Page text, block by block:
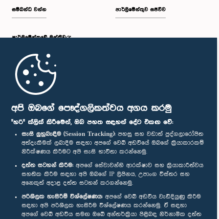
අපි ඔබගේ පෞද්ගලිකත්වය අගය කරමු
"හරි" ක්ලික් කිරීමෙන්, ඔබ පහත සඳහන් දේට එකඟ වේ:
සැසි ලුහුබැඳීම (Session Tracking): පහසු සහ වඩාත් පුද්ගලාරෝපිත
අත්දැකීමක් ලබාදීම සඳහා අපගේ වෙබ් අඩවියේ ඔබගේ ක්‍රියාකාරකම්
නිරීක්ෂණය කිරීමට අපි සැසි භාවිතා කරන්නෙමු.
දත්ත සටහන් කිරීම: අපගේ සේවාවන්හි ආරක්ෂාව සහ ක්‍රියාකාරීත්වය
සහතික කිරීම සඳහා අපි ඔබගේ IP ලිපිනය, උපාංග විස්තර සහ
අනෙකුත් අදාළ දත්ත සටහන් කරගන්නෙමු.
පරිශීලක හැසිරීම් විශ්ලේෂණය: අපගේ වෙබ් අඩවිය වැඩිදියුණු කිරීම
සඳහා අපි පරිශීලක හැසිරීම විශ්ලේෂණය කරන්නෙමු. ඒ සඳහා
අපගේ වෙබ් අඩවිය සමඟ ඔබේ අන්තර්ක්‍රියා පිළිබඳ නිර්නාමික දත්ත
සම්බන්ධ වන්න
පාර්ලි‌මේන්තුවේ මන්ත්‍රීවරු
මුල් පිටුව
පාර්ලිමේන්තුව සජීවීව
පාර්ලිමේන්තු ජංගම යෙදුම
අප හා සම්බන්ධ වී සිටින්න :
සම්මාන